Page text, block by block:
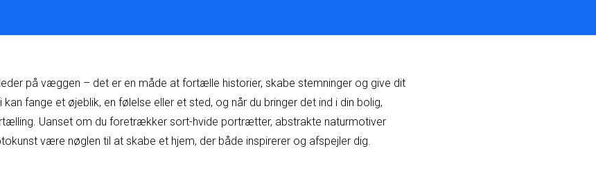
på væggen – det er en måde at fortælle historier, skabe stemninger og give dit
fange et øjeblik, en følelse eller et sted, og når du bringer det ind i din bolig,
Uanset om du foretrækker sort-hvide portrætter, abstrakte naturmotiver
være nøglen til at skabe et hjem, der både inspirerer og afspejler dig.